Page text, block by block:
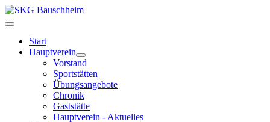
Start
Hauptverein
Vorstand
Sportstätten
Übungsangebote
Chronik
Gaststätte
Hauptverein - Aktuelles